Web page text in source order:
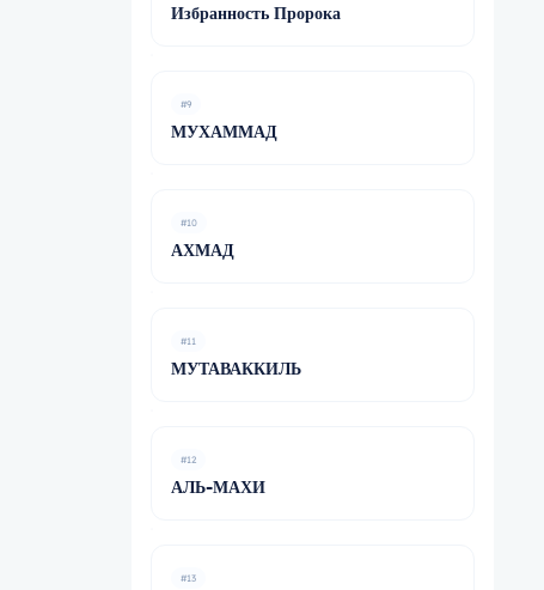
Избранность Пророка
#9
МУХАММАД
#10
АХМАД
#11
МУТАВАККИЛЬ
#12
АЛЬ-МАХИ
#13